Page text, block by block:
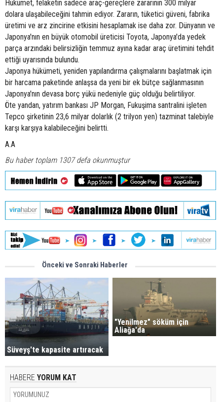
Hükümet, felaketin sadece araç-gereçlere zararının 300 milyar
dolara ulaşabileceğini tahmin ediyor. Zararın, tüketici güveni, fabrika
üretimi ve arz zincirine etkisini hesaplamak ise daha zor. Dünyanın ve
Japonya'nın en büyük otomobil üreticisi Toyota, Japonya'da yedek
parça arzındaki belirsizliğin temmuz ayına kadar araç üretimini tehdit
ettiği uyarısında bulundu.
Japonya hükümeti, yeniden yapılandırma çalışmalarını başlatmak için
bir harcama paketinde anlaşsa da yeni bir ek bütçe sağlanmasının
Japonya'nın devasa borç yükü nedeniyle güç olduğu belirtiliyor.
Öte yandan, yatırım bankası JP Morgan, Fukuşima santralini işleten
Tepco şirketinin 23,6 milyar dolarlık (2 trilyon yen) tazminat talebiyle
karşı karşıya kalabileceğini belirtti.
A.A
Bu haber toplam 1307 defa okunmuştur
Önceki ve Sonraki Haberler
Süveyş'te kapasite artıracak
"Yenilmez" söküm için
Aliağa'da
HABERE YORUM KAT